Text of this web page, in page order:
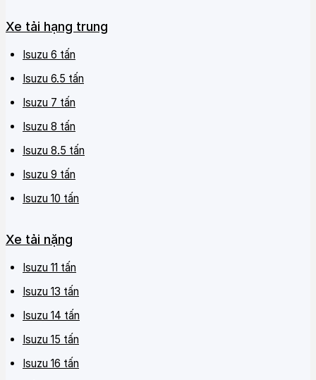
Xe tải hạng trung
Isuzu 6 tấn
Isuzu 6.5 tấn
Isuzu 7 tấn
Isuzu 8 tấn
Isuzu 8.5 tấn
Isuzu 9 tấn
Isuzu 10 tấn
Xe tải nặng
Isuzu 11 tấn
Isuzu 13 tấn
Isuzu 14 tấn
Isuzu 15 tấn
Isuzu 16 tấn